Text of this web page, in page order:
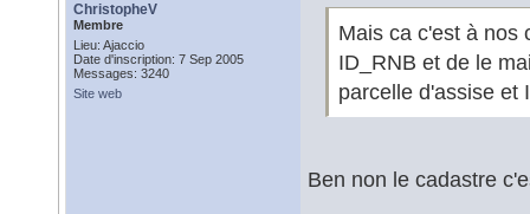
ChristopheV
Membre
Lieu: Ajaccio
Date d'inscription: 7 Sep 2005
Messages: 3240
Site web
Mais ca c'est à nos
ID_RNB et de le
parcelle d'assise et
Ben non le cadastre